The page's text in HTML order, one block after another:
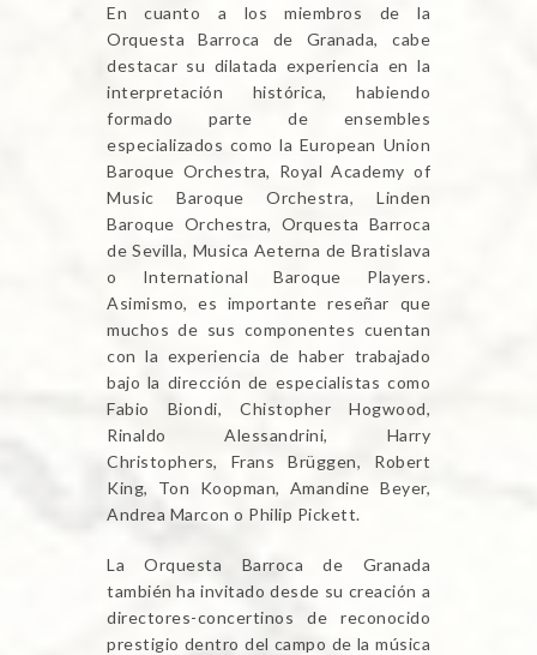
En cuanto a los miembros de la
Orquesta Barroca de Granada, cabe
destacar su dilatada experiencia en la
interpretación histórica, habiendo
formado parte de ensembles
especializados como la European Union
Baroque Orchestra, Royal Academy of
Music Baroque Orchestra, Linden
Baroque Orchestra, Orquesta Barroca
de Sevilla, Musica Aeterna de Bratislava
o International Baroque Players.
Asimismo, es importante reseñar que
muchos de sus componentes cuentan
con la experiencia de haber trabajado
bajo la dirección de especialistas como
Fabio Biondi, Chistopher Hogwood,
Rinaldo Alessandrini, Harry
Christophers, Frans Brüggen, Robert
King, Ton Koopman, Amandine Beyer,
Andrea Marcon o Philip Pickett.
La Orquesta Barroca de Granada
también ha invitado desde su creación a
directores-concertinos de reconocido
prestigio dentro del campo de la música